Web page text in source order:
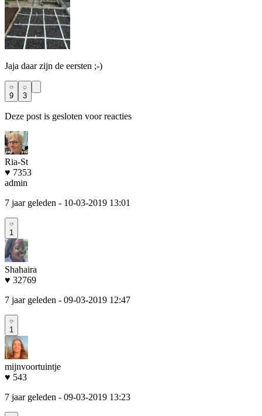
Jaja daar zijn de eersten ;-)
9 3
Deze post is gesloten voor reacties
Ria-St
♥ 7353
admin
7 jaar geleden - 10-03-2019 13:01
1
Shahaira
♥ 32769
7 jaar geleden - 09-03-2019 12:47
1
mijnvoortuintje
♥ 543
7 jaar geleden - 09-03-2019 13:23